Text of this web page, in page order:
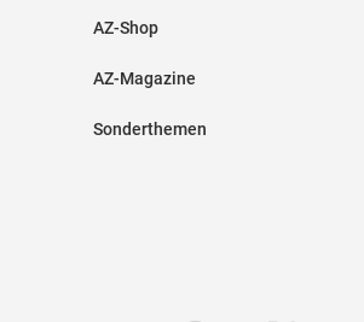
AZ-Shop
AZ-Magazine
Sonderthemen